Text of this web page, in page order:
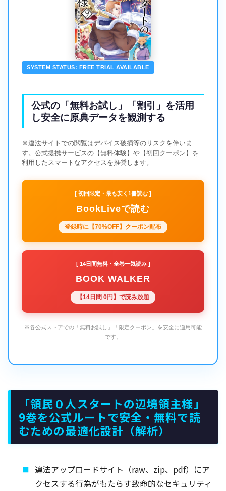
SYSTEM STATUS: FREE TRIAL AVAILABLE
公式の「無料お試し」「割引」を活用
し安全に原典データを観測する
※違法サイトでの閲覧はデバイス破損等のリスクを伴いま
す。公式提携サービスの【無料体験】や【初回クーポン】を
利用したスマートなアクセスを推奨します。
[ 初回限定・最も安く1冊読む ]
BookLiveで読む
登録時に【70%OFF】クーポン配布
[ 14日間無料・全巻一気読み ]
BOOK WALKER
【14日間 0円】で読み放題
※各公式ストアでの「無料お試し」「限定クーポン」を安全に適用可能
です。
「領民０人スタートの辺境領主様」
9巻を公式ルートで安全・無料で読
むための最適化設計（解析）
違法アップロードサイト（raw、zip、pdf）にア
クセスする行為がもたらす致命的なセキュリティ